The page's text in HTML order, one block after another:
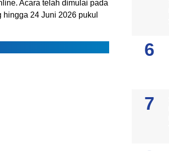
Acara telah dimulai pada
24 Juni 2026 pukul